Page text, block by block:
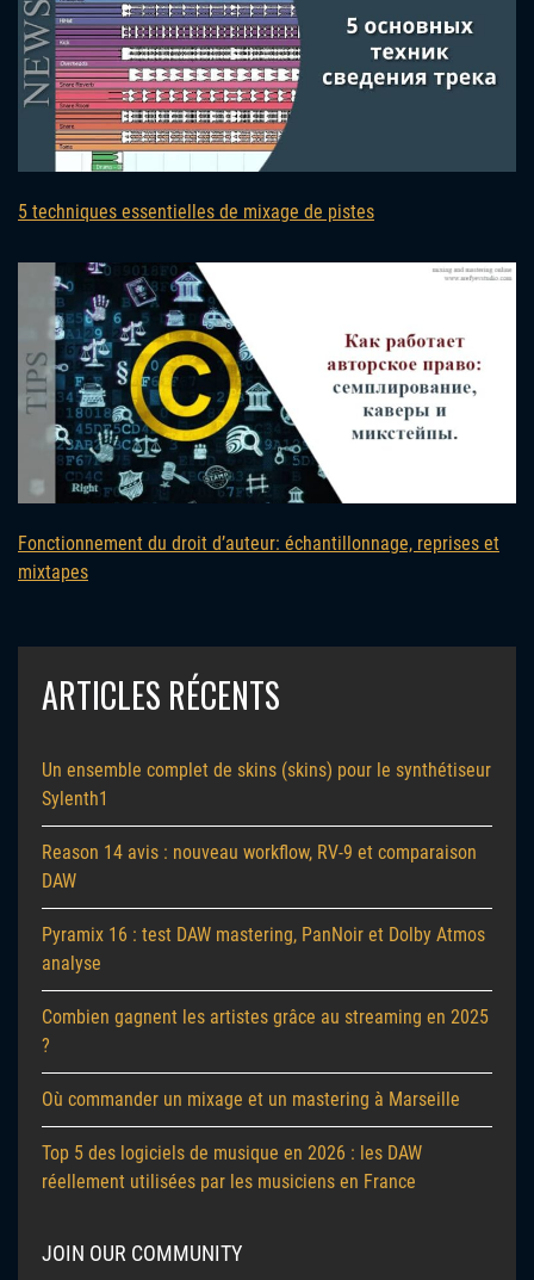
5 techniques essentielles de mixage de pistes
Fonctionnement du droit d’auteur: échantillonnage, reprises et
mixtapes
ARTICLES RÉCENTS
Un ensemble complet de skins (skins) pour le synthétiseur
Sylenth1
Reason 14 avis : nouveau workflow, RV-9 et comparaison
DAW
Pyramix 16 : test DAW mastering, PanNoir et Dolby Atmos
analyse
Combien gagnent les artistes grâce au streaming en 2025
?
Où commander un mixage et un mastering à Marseille
Top 5 des logiciels de musique en 2026 : les DAW
réellement utilisées par les musiciens en France
JOIN OUR COMMUNITY